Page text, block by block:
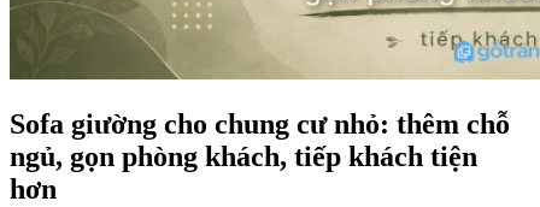
Sofa giường cho chung cư nhỏ: thêm chỗ
ngủ, gọn phòng khách, tiếp khách tiện
hơn